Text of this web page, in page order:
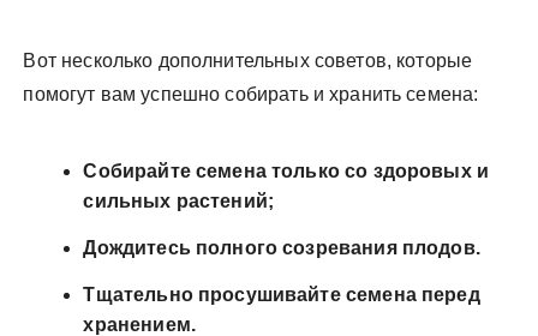
Вот несколько дополнительных советов, которые
помогут вам успешно собирать и хранить семена:
Собирайте семена только со здоровых и
сильных растений;
Дождитесь полного созревания плодов.
Тщательно просушивайте семена перед
хранением.